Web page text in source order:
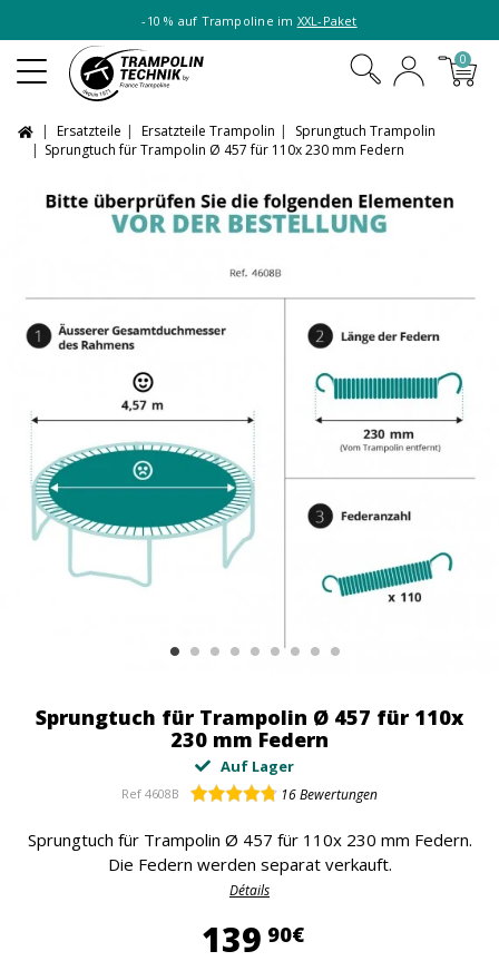
-10 % auf Trampoline im XXL-Paket
0
Ersatzteile Ersatzteile Trampolin
Sprungtuch Trampolin
Sprungtuch für Trampolin Ø 457 für 110x 230 mm Federn
Sprungtuch für Trampolin Ø 457 für 110x
230 mm Federn
Auf Lager
Ref 4608B 16Bewertungen
Sprungtuch für Trampolin Ø 457 für 110x 230 mm Federn.
Die Federn werden separat verkauft.
Détails
139 90€139,90 €